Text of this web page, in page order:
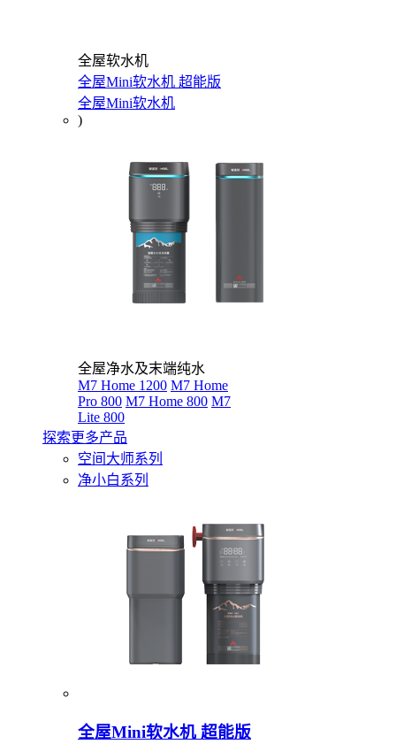
全屋软水机
全屋Mini软水机 超能版
全屋Mini软水机
)
全屋净水及末端纯水
M7 Home 1200 M7 Home
Pro 800 M7 Home 800 M7
Lite 800
探索更多产品
空间大师系列
净小白系列
全屋Mini软水机 超能版